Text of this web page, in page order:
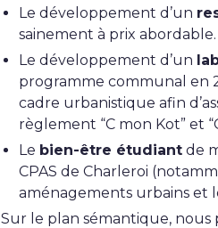
Le développement d’un
sainement à prix
Le développement d’un
programme communal en
cadre urbanistique afin
règlement “C mon Kot” et
Le bien-être étudiant de
CPAS de Charleroi
aménagements urbains et
Sur le plan sémantique,